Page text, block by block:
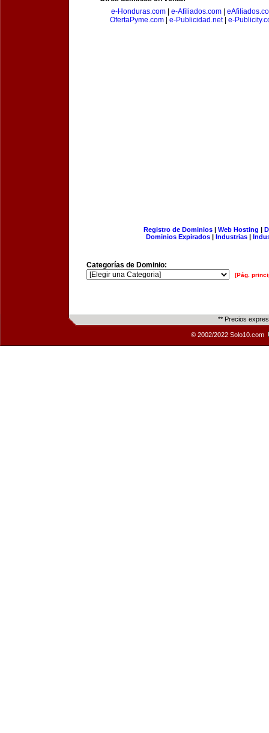
e-Honduras.com| e-Afiliados.com|
OfertaPyme.com| e-Publicidad.net| e-
Registro de Dominios| Web Hosting |
Dominios Expirados | Industrias |
Categorías de Dominio:
[Pág.
** Precios
© 2002/2022 Solo10.com